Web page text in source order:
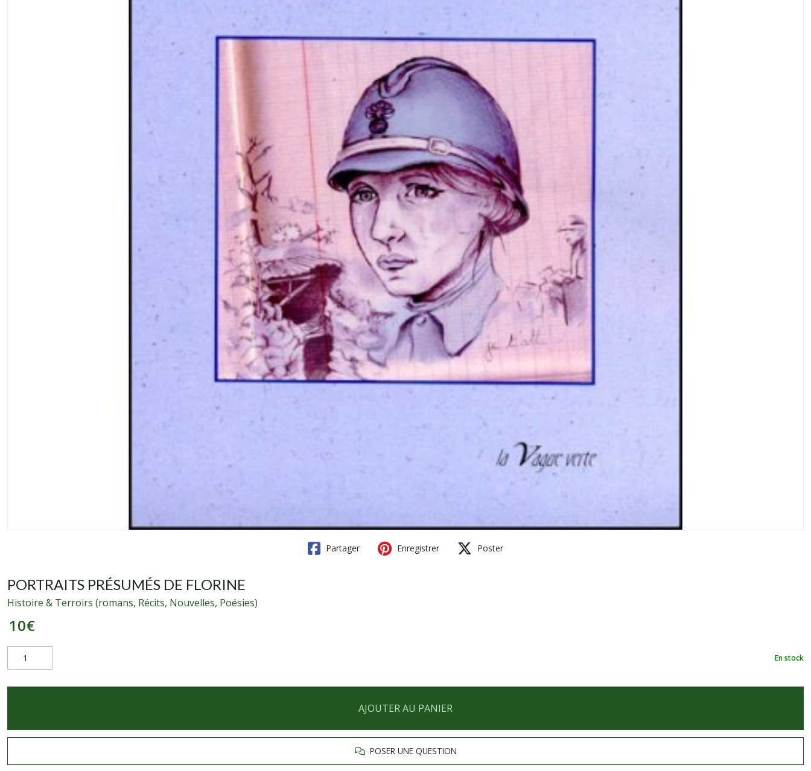
Partager Enregistrer Poster
PORTRAITS PRÉSUMÉS DE FLORINE
Histoire & Terroirs (romans, Récits, Nouvelles, Poésies)
10€
En stock
AJOUTER AU PANIER
POSER UNE QUESTION